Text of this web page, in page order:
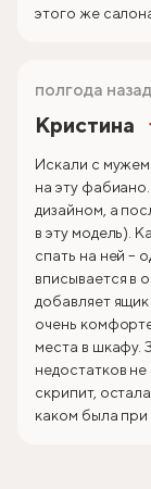
этого же
Кристина
полгода назад
Искали с мужем
на эту
дизайном, а
в эту модель).
спать на ней –
вписывается в
добавляет
очень
места в шкафу.
недостатков
скрипит,
каком была при